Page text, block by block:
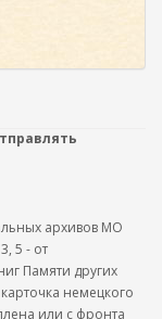
архивов МО
5 - от
Памяти других
немецкого
или с фронта